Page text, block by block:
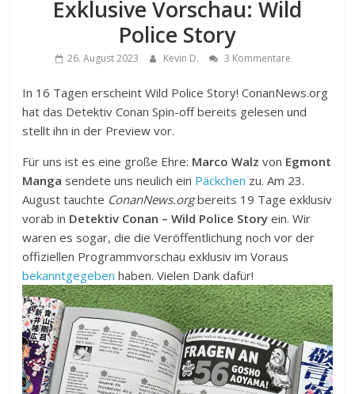
Exklusive Vorschau: Wild
Police Story
26. August 2023 Kevin D. 3 Kommentare
In 16 Tagen erscheint Wild Police Story! ConanNews.org
hat das Detektiv Conan Spin-off bereits gelesen und
stellt ihn in der Preview vor.
Für uns ist es eine große Ehre: Marco Walz von Egmont
Manga sendete uns neulich ein Päckchen zu. Am 23.
August tauchte ConanNews.orgbereits 19 Tage exklusiv
vorab in Detektiv Conan – Wild Police Story ein. Wir
waren es sogar, die die Veröffentlichung noch vor der
offiziellen Programmvorschau exklusiv im Voraus
bekanntgegeben haben. Vielen Dank dafür!